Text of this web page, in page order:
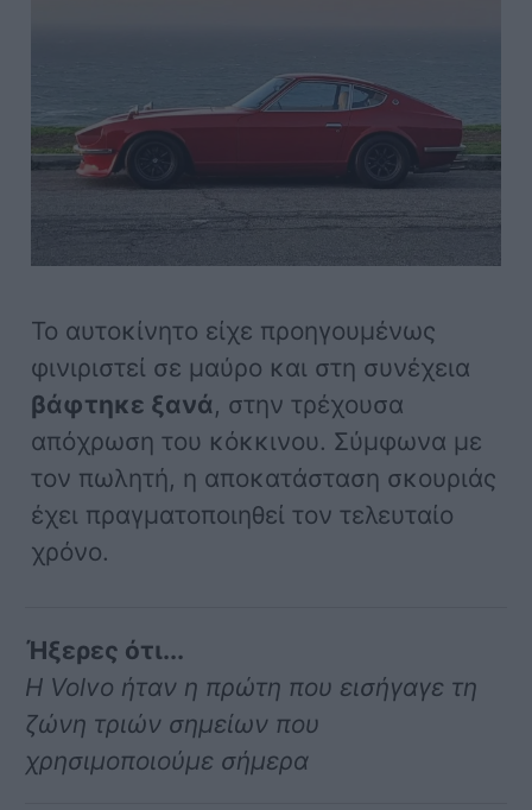
Το αυτοκίνητο είχε προηγουμένως
φινιριστεί σε μαύρο και στη συνέχεια
βάφτηκε ξανά, στην τρέχουσα
απόχρωση του κόκκινου. Σύμφωνα με
τον πωλητή, η αποκατάσταση σκουριάς
έχει πραγματοποιηθεί τον τελευταίο
χρόνο.
Ήξερες ότι...
Η Volvo ήταν η πρώτη που εισήγαγε τη
ζώνη τριών σημείων που
χρησιμοποιούμε σήμερα